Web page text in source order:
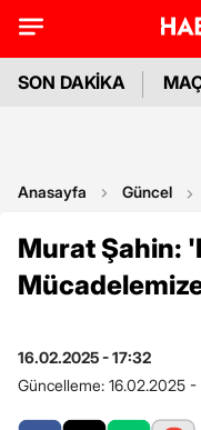
SON DAKİKA
Anasayfa Güncel
Murat Şahin:
16.02.2025 - 17:32
Güncelleme: 16.02.2025 -